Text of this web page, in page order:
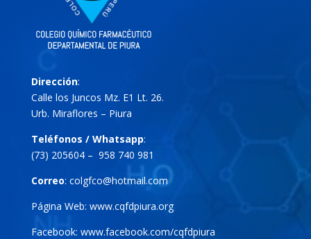
Dirección:
Calle los Juncos Mz. E1 Lt. 26.
Urb. Miraflores – Piura
Teléfonos / Whatsapp:
(73) 205604 – 958 740 981
Correo: colgfco@hotmail.com
Página Web: www.cqfdpiura.org
Facebook: www.facebook.com/cqfdpiura